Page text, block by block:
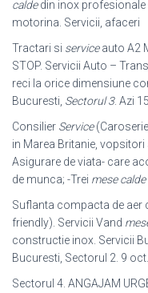
caldedin inox profesionale .
motorina. Servicii, afaceri
Tractari si serviceauto A2
STOP. Servicii Auto –
reci la orice dimensiune
Bucuresti, Sectorul 3. Azi
Consilier Service
in Marea Britanie,
Asigurare de viata- care
de munca; -Trei mese calde
Suflanta compacta de aer
friendly). Servicii Vand
constructie inox. Servicii
Bucuresti, Sectorul 2. 9
Sectorul 4. ANGAJAM